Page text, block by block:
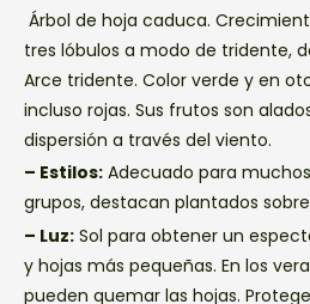
Árbol de hoja caduca.
tres lóbulos a modo de tridente,
Arce tridente. Color verde y en
incluso rojas. Sus frutos son
dispersión a través del viento.
– Estilos: Adecuado para
grupos, destacan plantados
– Luz: Sol para obtener un
y hojas más pequeñas. En los
pueden quemar las hojas.